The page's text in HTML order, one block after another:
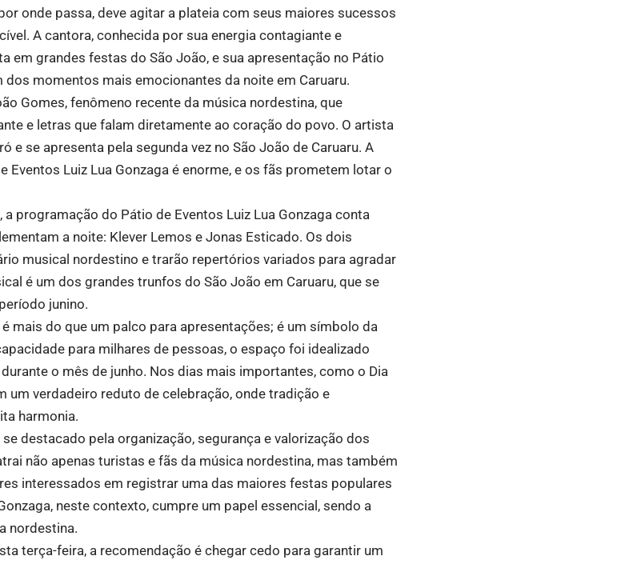
onde passa, deve agitar a plateia com seus maiores sucessos
A cantora, conhecida por sua energia contagiante e
em grandes festas do São João, e sua apresentação no Pátio
dos momentos mais emocionantes da noite em Caruaru.
Gomes, fenômeno recente da música nordestina, que
e letras que falam diretamente ao coração do povo. O artista
e se apresenta pela segunda vez no São João de Caruaru. A
Eventos Luiz Lua Gonzaga é enorme, e os fãs prometem lotar o
programação do Pátio de Eventos Luiz Lua Gonzaga conta
a noite: Klever Lemos e Jonas Esticado. Os dois
musical nordestino e trarão repertórios variados para agradar
é um dos grandes trunfos do São João em Caruaru, que se
junino.
mais do que um palco para apresentações; é um símbolo da
para milhares de pessoas, o espaço foi idealizado
o mês de junho. Nos dias mais importantes, como o Dia
um verdadeiro reduto de celebração, onde tradição e
harmonia.
destacado pela organização, segurança e valorização dos
não apenas turistas e fãs da música nordestina, mas também
interessados em registrar uma das maiores festas populares
neste contexto, cumpre um papel essencial, sendo a
nordestina.
terça-feira, a recomendação é chegar cedo para garantir um